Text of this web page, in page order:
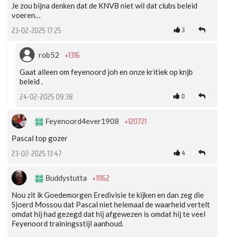
Je zou bijna denken dat de KNVB niet wil dat clubs beleid
voeren…
23-02-2025 17:25 3
rob52 +1316
Gaat alleen om feyenoord joh en onze kritiek op knjb
beleid .
24-02-2025 09:38 0
Feyenoord4ever1908 +120721
Pascal top gozer
23-02-2025 13:47 4
Buddystutta +11162
Nou zit ik Goedemorgen Eredivisie te kijken en dan zeg die
Sjoerd Mossou dat Pascal niet helemaal de waarheid vertelt
omdat hij had gezegd dat hij afgewezen is omdat hij te veel
Feyenoord trainingsstijl aanhoud.